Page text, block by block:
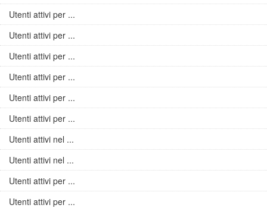
Utenti attivi per ...
Utenti attivi per ...
Utenti attivi per ...
Utenti attivi per ...
Utenti attivi per ...
Utenti attivi per ...
Utenti attivi nel ...
Utenti attivi nel ...
Utenti attivi per ...
Utenti attivi per ...